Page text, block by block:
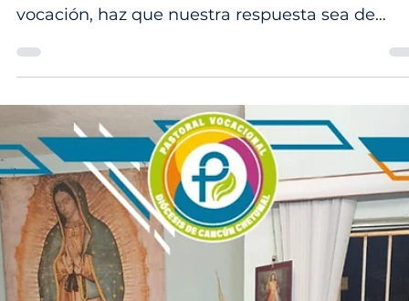
ARCANGEL GAME´S
La Pastoral Vocacional estuvo presente en la
edición de los ARCANGEL GAME´S en